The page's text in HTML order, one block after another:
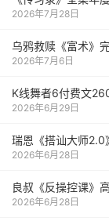
2026年7月28日
乌鸦救赎《富术》
2026年7月6日
K线舞者6付费文
2026年6月29日
瑞恩《搭讪大师2.0
2026年6月28日
良叔《反操控课》
2026年6月28日